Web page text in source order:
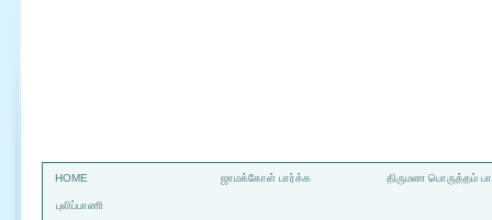
HOME ஜாமக்கோள் பார்க்க திருமண பொருத்தம்
புலிப்பாணி